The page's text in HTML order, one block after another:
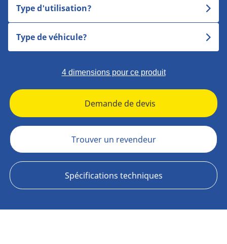
Type d'utilisation?
Type de véhicule?
4 dimensions pour ce produit
Demande de devis
Trouver un revendeur
Spécifications techniques